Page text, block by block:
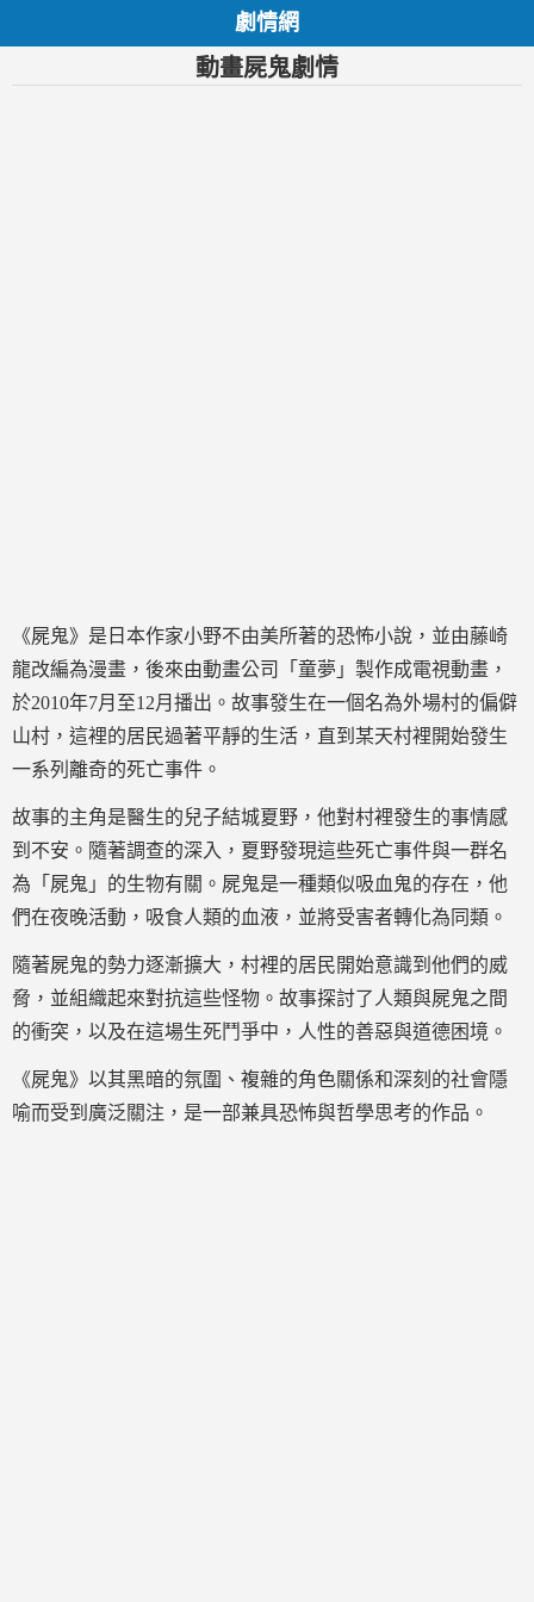
劇情網
動畫屍鬼劇情
《屍鬼》是日本作家小野不由美所著的恐怖小說，並由藤崎
龍改編為漫畫，後來由動畫公司「童夢」製作成電視動畫，
於2010年7月至12月播出。故事發生在一個名為外場村的偏僻
山村，這裡的居民過著平靜的生活，直到某天村裡開始發生
一系列離奇的死亡事件。
故事的主角是醫生的兒子結城夏野，他對村裡發生的事情感
到不安。隨著調查的深入，夏野發現這些死亡事件與一群名
為「屍鬼」的生物有關。屍鬼是一種類似吸血鬼的存在，他
們在夜晚活動，吸食人類的血液，並將受害者轉化為同類。
隨著屍鬼的勢力逐漸擴大，村裡的居民開始意識到他們的威
脅，並組織起來對抗這些怪物。故事探討了人類與屍鬼之間
的衝突，以及在這場生死鬥爭中，人性的善惡與道德困境。
《屍鬼》以其黑暗的氛圍、複雜的角色關係和深刻的社會隱
喻而受到廣泛關注，是一部兼具恐怖與哲學思考的作品。